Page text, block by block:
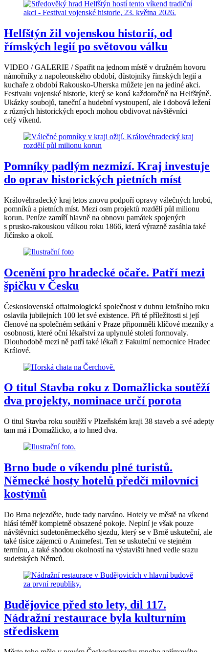
Helfštýn žil vojenskou historií, od
římských legií po světovou válku
VIDEO / GALERIE / Spatřit na jednom místě v družném hovoru
námořníky z napoleonského období, důstojníky římských legií a
kuchaře z období Rakousko-Uherska můžete jen na jediné akci.
Festivalu vojenské historie, který se koná každoročně na Helfštýně.
Ukázky soubojů, taneční a hudební vystoupení, ale i dobová ležení
z různých historických epoch mohou obdivovat návštěvníci
celý víkend.
Pomníky padlým nezmizí. Kraj investuje
do oprav historických pietních míst
Královéhradecký kraj letos znovu podpoří opravy válečných hrobů,
pomníků a pietních míst. Mezi osm projektů rozdělí půl milionu
korun. Peníze zamíří hlavně na obnovu památek spojených
s prusko-rakouskou válkou roku 1866, která výrazně zasáhla také
Jičínsko a okolí.
Ocenění pro hradecké očaře. Patří mezi
špičku v Česku
Československá oftalmologická společnost v dubnu letošního roku
oslavila jubilejních 100 let své existence. Při té příležitosti si její
členové na společném setkání v Praze připomněli klíčové mezníky a
osobnosti, které oční lékařství za uplynulé století formovaly.
Dlouhodobě mezi ně patří také lékaři z Fakultní nemocnice Hradec
Králové.
O titul Stavba roku z Domažlicka soutěží
dva projekty, nominace určí porota
O titul Stavba roku soutěží v Plzeňském kraji 38 staveb a své adepty
tam má i Domažlicko, a to hned dva.
Brno bude o víkendu plné turistů.
Německé hosty hotelů předčí milovníci
kostýmů
Do Brna nejezděte, bude tady narváno. Hotely ve městě na víkend
hlásí téměř kompletně obsazené pokoje. Neplní je však pouze
návštěvníci sudetoněmeckého sjezdu, který se v Brně uskuteční, ale
také tísíce zájemců o Animefest. Ten se uskuteční ve stejném
termínu, a také shodou okolností na výstavišti hned vedle srazu
sudetských Němců.
Budějovice před sto lety, díl 117.
Nádražní restaurace byla kulturním
střediskem